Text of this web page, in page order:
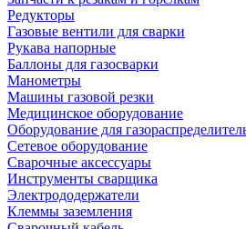
Редукторы
Газовые вентили для сварки
Рукава напорные
Баллоны для газосварки
Манометры
Машины газовой резки
Медицинское оборудование
Оборудование для
Сетевое оборудование
Сварочные аксессуары
Инструменты сварщика
Электрододержатели
Клеммы заземления